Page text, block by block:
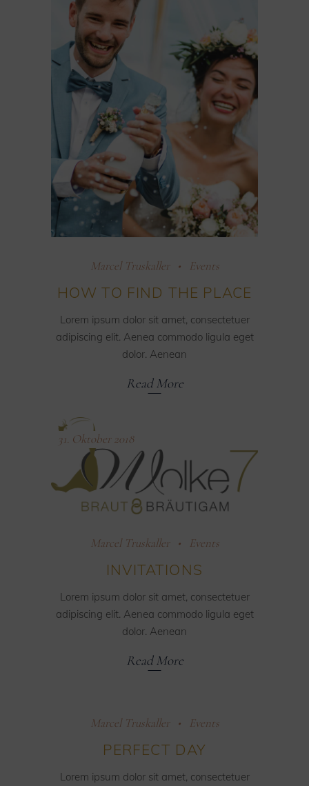
Marcel Truskaller Events
HOW TO FIND THE PLACE
Lorem ipsum dolor sit amet, consectetuer
adipiscing elit. Aenea commodo ligula eget
dolor. Aenean
Read More
31. Oktober 2018
Marcel Truskaller Events
INVITATIONS
Lorem ipsum dolor sit amet, consectetuer
adipiscing elit. Aenea commodo ligula eget
dolor. Aenean
Read More
Marcel Truskaller Events
PERFECT DAY
Lorem ipsum dolor sit amet, consectetuer